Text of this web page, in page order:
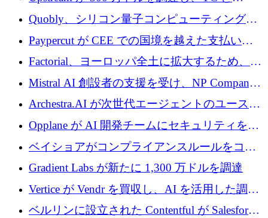
Xavier Niel が支援する共同 AI 受信箱を立ち上
げる
Quobly、シリコン量子コンピューティングの
商用化のためにシリーズ A で 1 億 1,500 万ユ
ーロを調達
Paypercut が CEE での国境を越えた支払いを
拡大するために 500 万ユーロを確保
Factorial、ヨーロッパ全土に拡大するため、25
億ドルの評価額で1億5,000万ドルのシリーズD
Mistral AI 創設者の支援を受け、NP Company
がエンジニアリング向け AI を推進するために
600 万ユーロのプレシードを確保
Archestra.AI が次世代エージェントのユースケ
ースを実現するために 1,000 万ドルを調達
Opplane が AI 開発チームにセキュリティをも
たらすために 450 万ユーロを調達
ベイショアがコンプライアンスルールをコー
ド化するために800万ドルを調達
Gradient Labs が新たに 1,300 万ドルを調達
Vertice が Vendr を買収し、AI を活用した調達
インテリジェンス プラットフォームを構築
ベルリンに設立された Contentful が Salesforce